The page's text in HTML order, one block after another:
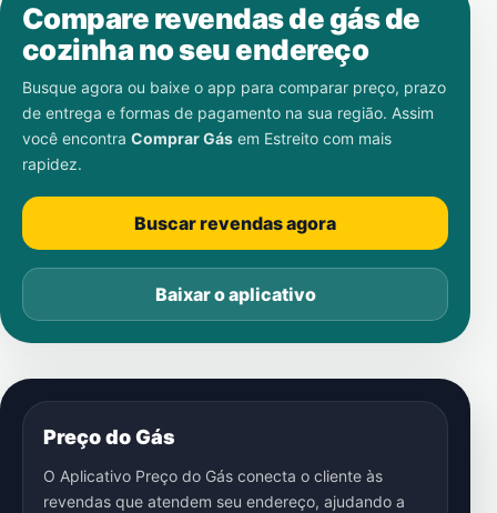
Compare revendas de gás de
cozinha no seu endereço
Busque agora ou baixe o app para comparar preço, prazo
de entrega e formas de pagamento na sua região. Assim
você encontra Comprar Gás em Estreito com mais
rapidez.
Buscar revendas agora
Baixar o aplicativo
Preço do Gás
O Aplicativo Preço do Gás conecta o cliente às
revendas que atendem seu endereço, ajudando a